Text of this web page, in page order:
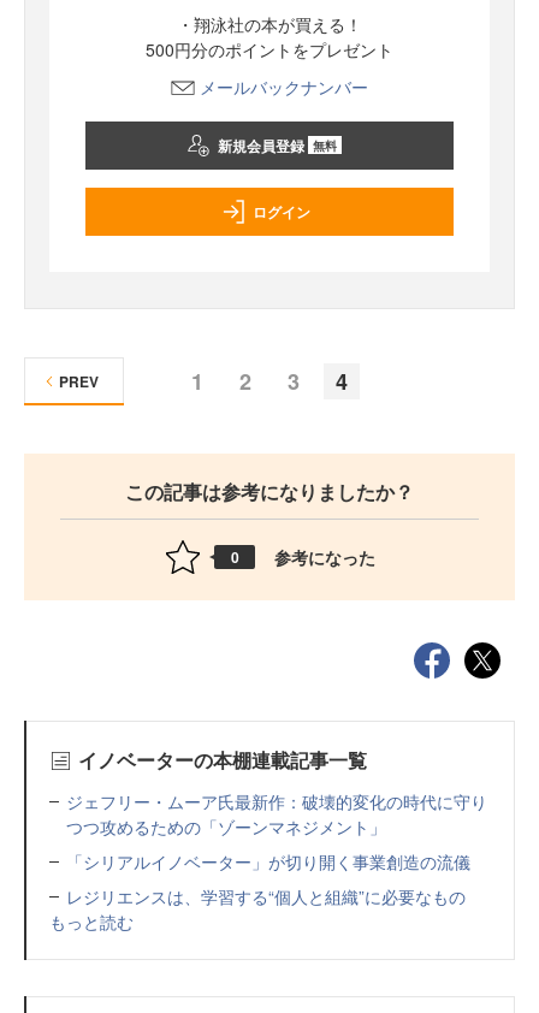
・翔泳社の本が買える！
500円分のポイントをプレゼント
メールバックナンバー
新規会員登録 無料
ログイン
1 2 3 4
PREV
この記事は参考になりましたか？
0 参考になった
イノベーターの本棚連載記事一覧
ジェフリー・ムーア氏最新作：破壊的変化の時代に守り
つつ攻めるための「ゾーンマネジメント」
「シリアルイノベーター」が切り開く事業創造の流儀
レジリエンスは、学習する“個人と組織”に必要なもの
もっと読む